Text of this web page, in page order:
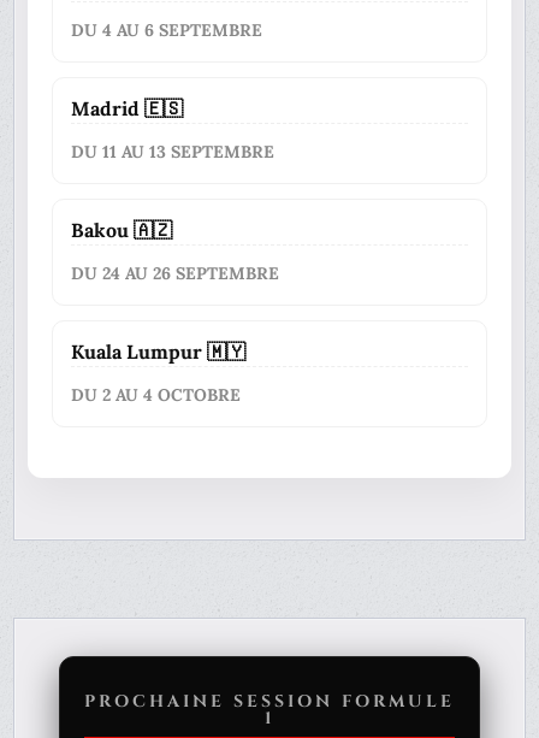
DU 4 AU 6 SEPTEMBRE
Madrid 🇪🇸
DU 11 AU 13 SEPTEMBRE
Bakou 🇦🇿
DU 24 AU 26 SEPTEMBRE
Kuala Lumpur 🇲🇾
DU 2 AU 4 OCTOBRE
PROCHAINE SESSION FORMULE
1